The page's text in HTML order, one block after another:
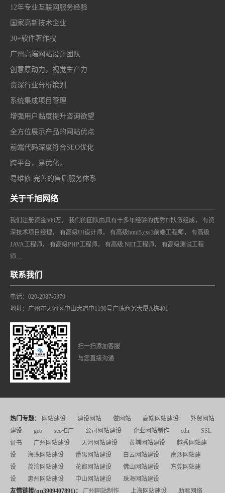
12年专业互联网服务经验
国家高新技术企业
30+软件著作权
广州高端网站设计团队
创意原动力，视觉生产力
资深行业分析策划
系统集成项目管理
增强用户黏度提升咨询欲望
全方位展示产品的网站优点
前端代码深度符合SEO优化
跨平台，易优化，
易维修 完善的售后服务体系
关于千旭网络
我们注册资金500万， 我们的团队由具有十多年经验的优秀IT队伍组成， 有资
深技术项目经理， 有高级UI设计师， 有高级html5,css3前端工程师， 有高级
JAVA工程师， 有高级PHP工程师， 有高级.NET工程师， 有高级测试工程
师…
联系我们
电话：020-2987-6379
地址：广州市天河区中山大道中1190号广珠商务大厦A栋401
扫一扫添加客服
与您直接沟通
热门专题： 网站建设 建设网站 做网站 高端网站建设
外贸网站
建设
geo seo推广 公司网站建设 企业网站制作 cdn
SSL
证书
广州网站建设 天河网站建设 黄埔网站建设
越秀网站建
设
海珠网站建设 番禺网站建设 白云网站建设
南沙网站建
设
荔湾网站建设 花都网站建设 佛山网站建设
东莞网站建
设
惠州网站建设 中山网站建设
珠海网站建设
友情链接(qq3909407891)：
广州网站制作 上海网站建设 助君网络